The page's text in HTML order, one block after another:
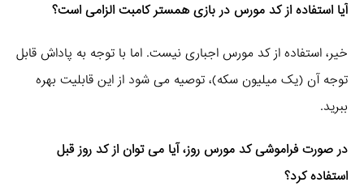
آیا استفاده از کد مورس در بازی همستر کامبت الزامی است؟
خیر، استفاده از کد مورس اجباری نیست. اما با توجه به پاداش قابل
توجه آن (یک میلیون سکه)، توصیه می‌ شود از این قابلیت بهره
ببرید.
در صورت فراموشی کد مورس روز، آیا می‌ توان از کد روز قبل
استفاده کرد؟